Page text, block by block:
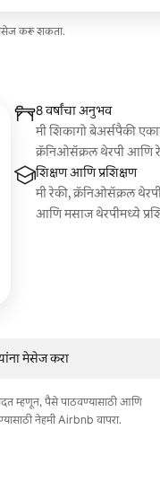
मेसेज करू शकता.
8 वर्षांचा अनुभव
मी शिकागो बेअर्सपैकी
क्रॅनिओसॅक्रल थेरपी आणि
शिक्षण आणि प्रशिक्षण
मी रेकी, क्रॅनिओसॅक्रल
आणि मसाज थेरपीमध्ये
मेसेज करा
म्हणून, पैसे पाठवण्यासाठी आणि
नेहमी Airbnb वापरा.